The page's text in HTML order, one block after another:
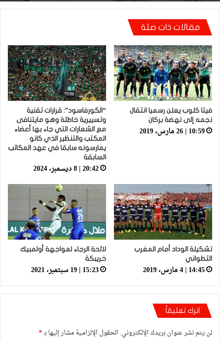
أيت منا: “كاع لي كانو كيساعدو الوداد عيط ليهم
قاضي التحقيق.. دابا حتى شي واحد ما بقا باغي
يعاون”
مقالات ذات صلة
فيتا كلوب يعلن رسميا انتقال
نجمه إلى نهضة بركان
10:59 | 26 مارس، 2019
“الكورفاسود”: قرارات تقنية
وتسييرية خاطئة وهو مايتنافى
مع الشعارات التي جاء بها أعضاء
المكتب والتنظير الذي كانو
يمارسونه سابقا في عهد المكاتب
السابقة
20:42 | 8 ديسمبر، 2024
تشكيلة الوداد أمام المغرب
التطواني
14:45 | 4 مارس، 2019
لائحة الرجاء لمواجهة أولمبيك
خريبكة
15:23 | 19 سبتمبر، 2021
اترك تعليقاً
لن يتم نشر عنوان بريدك الإلكتروني. الحقول الإلزامية مشار إليها بـ*